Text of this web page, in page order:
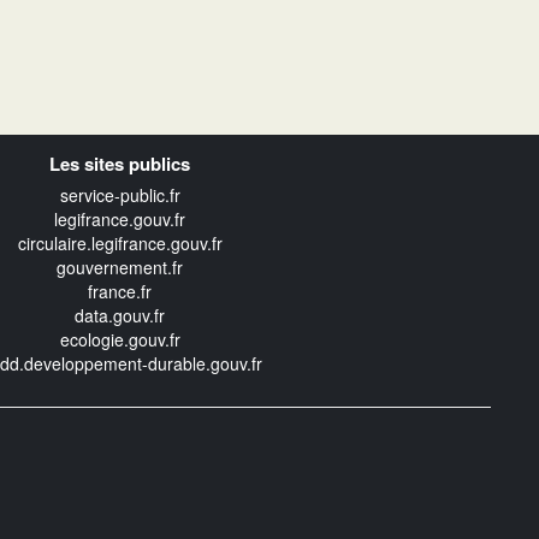
Les sites publics
service-public.fr
legifrance.gouv.fr
circulaire.legifrance.gouv.fr
gouvernement.fr
france.fr
data.gouv.fr
ecologie.gouv.fr
durable.gouv.fr